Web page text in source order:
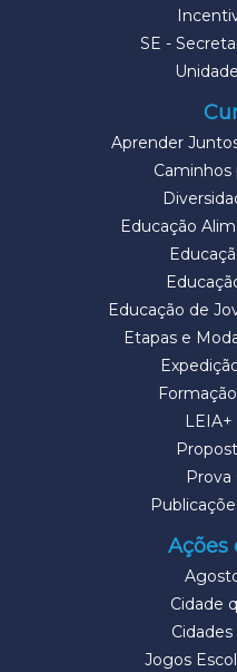
SE -
Aprender
Caminhos
Educação
Educação de
Etapas e
Prova
Ações
Cidade
Jogos